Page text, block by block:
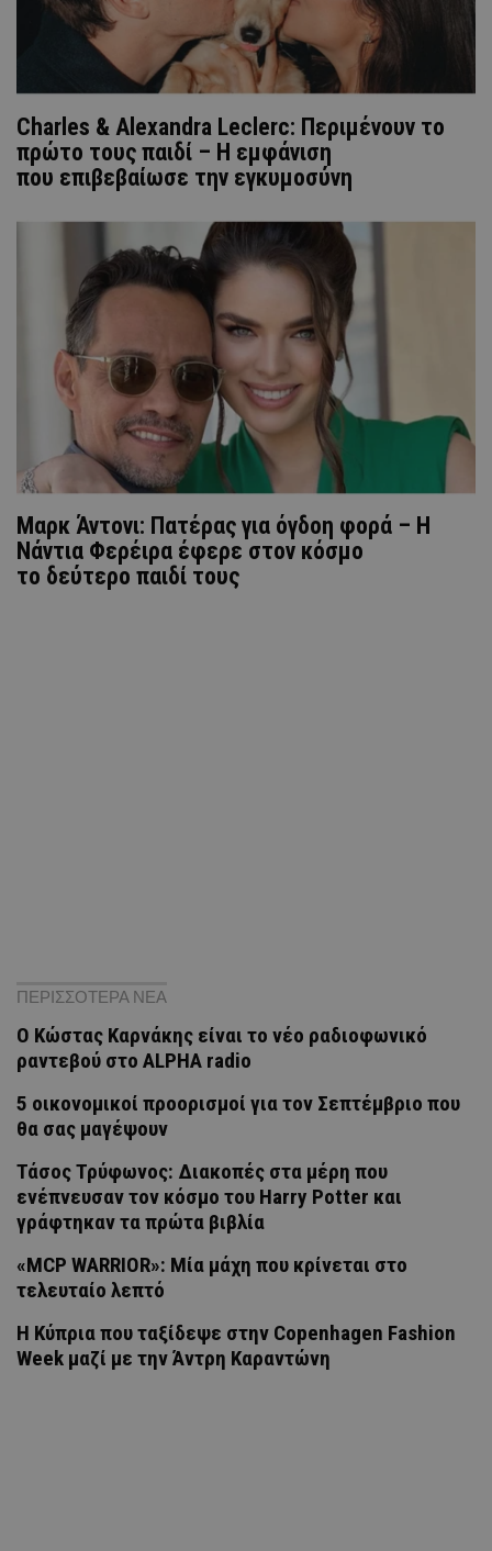
Charles & Alexandra Leclerc: Περιμένουν το
πρώτο τους παιδί – Η εμφάνιση
που επιβεβαίωσε την εγκυμοσύνη
Μαρκ Άντονι: Πατέρας για όγδοη φορά – Η
Νάντια Φερέιρα έφερε στον κόσμο
το δεύτερο παιδί τους
ΠΕΡΙΣΣΟΤΕΡΑ ΝΕΑ
Ο Κώστας Καρνάκης είναι το νέο ραδιοφωνικό
ραντεβού στο ALPHA radio
5 οικονομικοί προορισμοί για τον Σεπτέμβριο που
θα σας μαγέψουν
Τάσος Τρύφωνος: Διακοπές στα μέρη που
ενέπνευσαν τον κόσμο του Harry Potter και
γράφτηκαν τα πρώτα βιβλία
«MCP WARRIOR»: Μία μάχη που κρίνεται στο
τελευταίο λεπτό
Η Κύπρια που ταξίδεψε στην Copenhagen Fashion
Week μαζί με την Άντρη Καραντώνη